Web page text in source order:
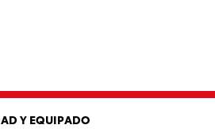
Y EQUIPADO